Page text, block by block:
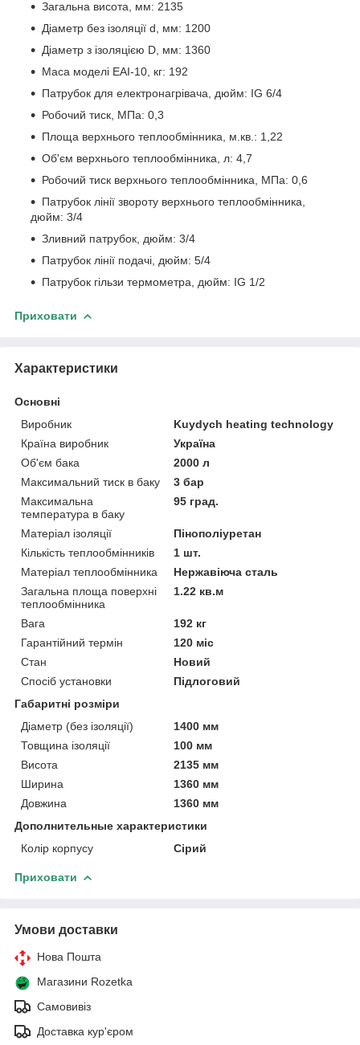
Загальна висота, мм: 2135
Діаметр без ізоляції d, мм: 1200
Діаметр з ізоляцією D, мм: 1360
Маса моделі EAI-10, кг: 192
Патрубок для електронагрівача, дюйм: IG 6/4
Робочий тиск, МПа: 0,3
Площа верхнього теплообмінника, м.кв.: 1,22
Об'єм верхнього теплообмінника, л: 4,7
Робочий тиск верхнього теплообмінника, МПа: 0,6
Патрубок лінії звороту верхнього теплообмінника,
дюйм: 3/4
Зливний патрубок, дюйм: 3/4
Патрубок лінії подачі, дюйм: 5/4
Патрубок гільзи термометра, дюйм: IG 1/2
Приховати
Характеристики
Основні
Виробник
Kuydych heating technology
Країна виробник
Україна
Об'єм бака
2000 л
Максимальний тиск в баку
3 бар
Максимальна
температура в баку
95 град.
Матеріал ізоляції
Пінополіуретан
Кількість теплообмінників
1 шт.
Матеріал теплообмінника
Нержавіюча сталь
Загальна площа поверхні
теплообмінника
1.22 кв.м
Вага
192 кг
Гарантійний термін
120 міс
Стан
Новий
Спосіб установки
Підлоговий
Габаритні розміри
Діаметр (без ізоляції)
1400 мм
Товщина ізоляції
100 мм
Висота
2135 мм
Ширина
1360 мм
Довжина
1360 мм
Дополнительные характеристики
Колір корпусу
Сірий
Приховати
Умови доставки
Нова Пошта
Магазини Rozetka
Самовивіз
Доставка кур'єром